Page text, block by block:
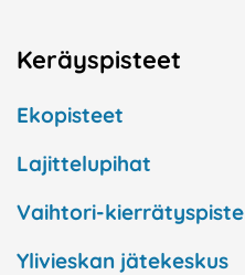
Keräyspisteet
Ekopisteet
Lajittelupihat
Vaihtori-kierrätyspiste
Ylivieskan jätekeskus